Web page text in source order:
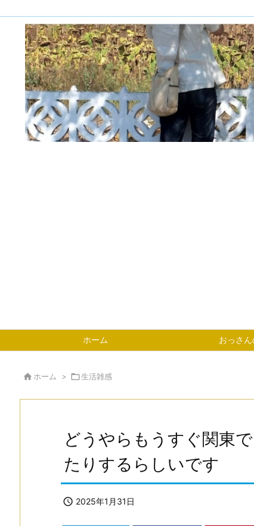
ホーム おっさ
ホーム > 生活雑感
どうやらもうすぐ関東
たりするらしいです
 2025年1月31日